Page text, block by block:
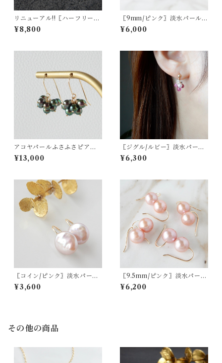
リニューアル!!〖ハーフリー
ス/Sサイズ〗淡水パールピア
ス/イヤリング14kgf【1942】
¥8,800
〖9mm/ピンク〗淡水パールピ
アス/イヤリング14kgf【190
1】
¥6,000
アコヤパールふさふさピアス/
イヤリング 14kgf（ブラッ
ク）【1299】
¥13,000
〖ジグル/ルビー〗淡水パール
ハーキマーダイヤモンドピア
ス/イヤリング 14kgf 7月の誕
¥6,300
〖コイン/ピンク〗淡水パール
フックピアス14kgf【1601】
¥3,600
〖9.5mm/ピンク〗淡水パール
フックピアス14kgf【1900】
¥6,200
その他の商品